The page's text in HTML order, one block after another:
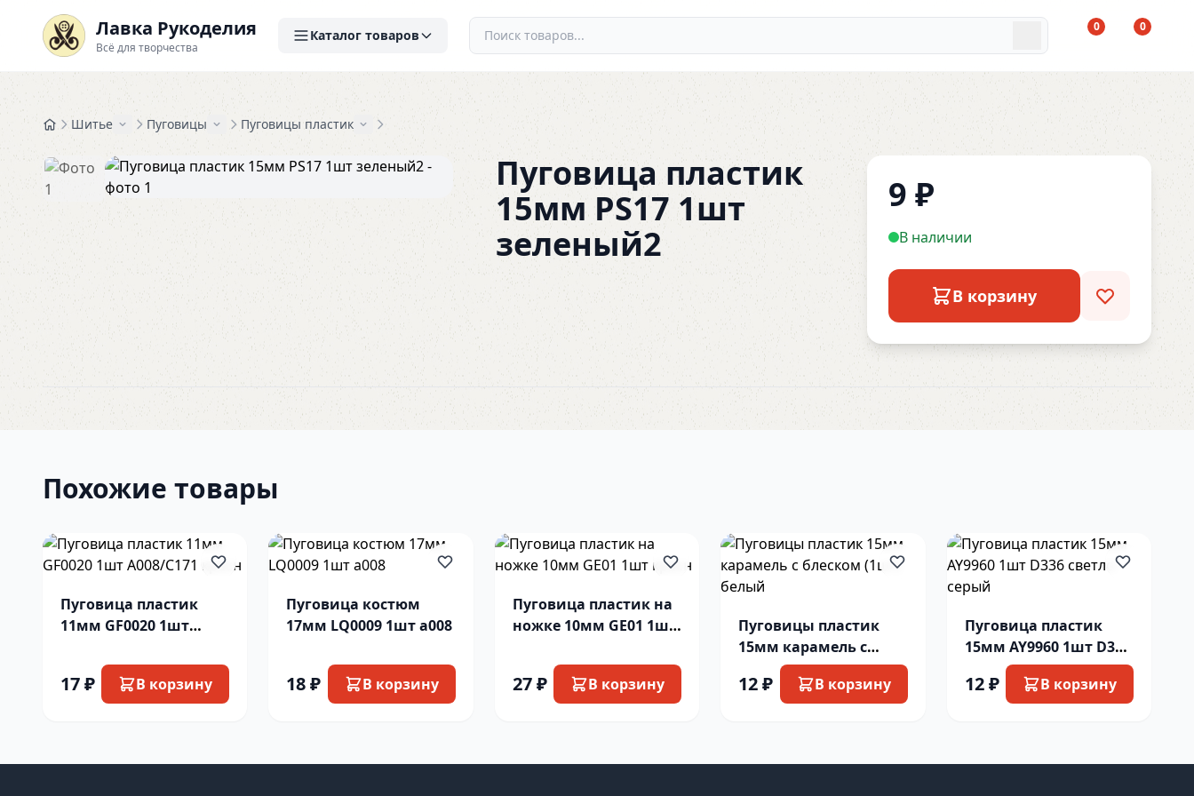
Лавка Рукоделия
Всё для творчества
Каталог товаров
0 0
Шитье Пуговицы Пуговицы пластик
Пуговица пластик
15мм PS17 1шт
зеленый2
9 ₽
В наличии
В корзину
Похожие товары
Пуговица пластик
11мм GF0020 1шт
17 ₽ В корзину
Пуговица костюм
17мм LQ0009 1шт а008
18 ₽ В корзину
Пуговица пластик на
ножке 10мм GE01 1шт
27 ₽ В корзину
Пуговицы пластик
15мм карамель с
блеском (1шт) белый
12 ₽ В корзину
Пуговица пластик
15мм AY9960 1шт D336
светло-серый
12 ₽ В корзину